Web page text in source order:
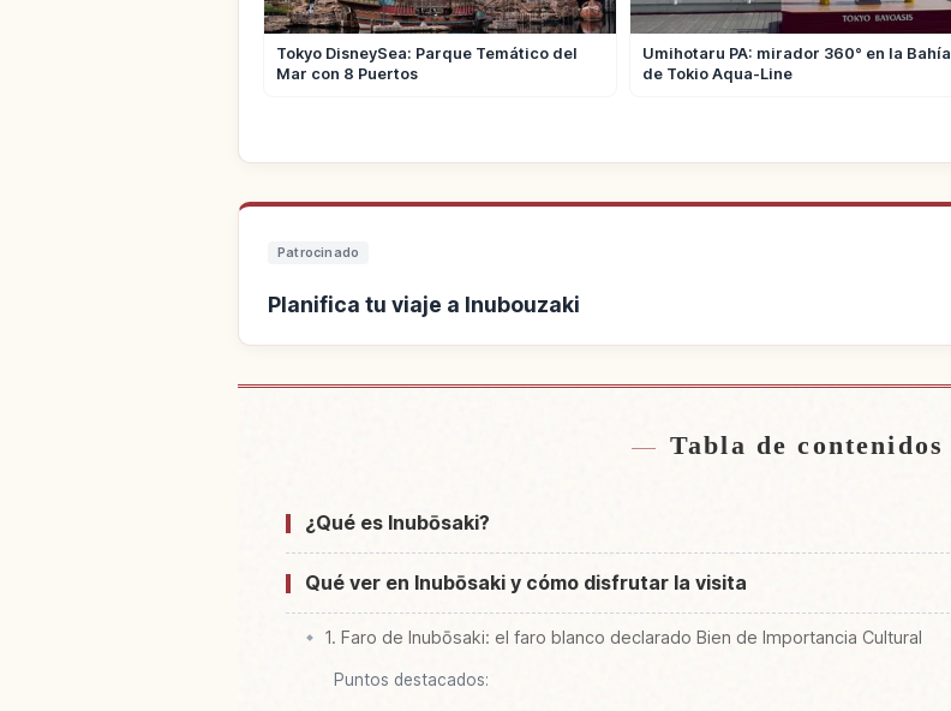
Tokyo DisneySea: Parque Temático del
Mar con 8 Puertos
Umihotaru PA: mirador 360° en la Bahía
de Tokio Aqua-Line
Patrocinado
Planifica tu viaje a Inubouzaki
Tabla de contenidos
¿Qué es Inubōsaki?
Qué ver en Inubōsaki y cómo disfrutar la visita
1. Faro de Inubōsaki: el faro blanco declarado Bien de Importancia Cultural
Puntos destacados: